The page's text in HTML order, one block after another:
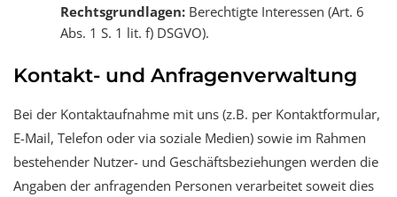
Rechtsgrundlagen: Berechtigte Interessen (Art. 6
Abs. 1 S. 1 lit. f) DSGVO).
Kontakt- und Anfragenverwaltung
Bei der Kontaktaufnahme mit uns (z.B. per Kontaktformular,
E-Mail, Telefon oder via soziale Medien) sowie im Rahmen
bestehender Nutzer- und Geschäftsbeziehungen werden die
Angaben der anfragenden Personen verarbeitet soweit dies